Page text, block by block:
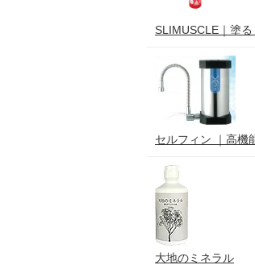
SLIMUSCLE｜塗る
セルフィン ｜高機
大地のミネラル